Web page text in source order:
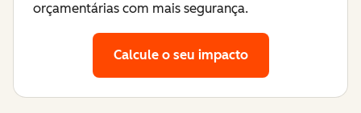
orçamentárias com mais segurança.
Calcule o seu impacto